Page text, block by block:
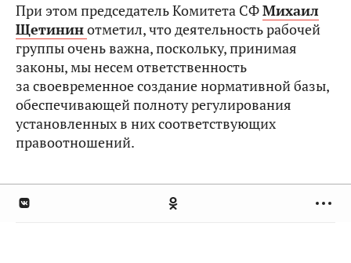
При этом председатель Комитета СФМихаил
Щетининотметил, что деятельность рабочей
группы очень важна, поскольку, принимая
законы, мы несем ответственность
за своевременное создание нормативной базы,
обеспечивающей полноту регулирования
установленных в них соответствующих
правоотношений.